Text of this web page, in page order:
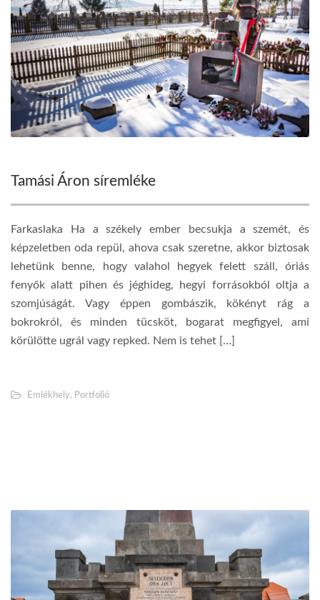
Tamási Áron síremléke
Farkaslaka Ha a székely ember becsukja a szemét, és
képzeletben oda repül, ahova csak szeretne, akkor biztosak
lehetünk benne, hogy valahol hegyek felett száll, óriás
fenyők alatt pihen és jéghideg, hegyi forrásokból oltja a
szomjúságát. Vagy éppen gombászik, kökényt rág a
bokrokról, és minden tücsköt, bogarat megfigyel, ami
körülötte ugrál vagy repked. Nem is tehet […]
Emlékhely, Portfolió